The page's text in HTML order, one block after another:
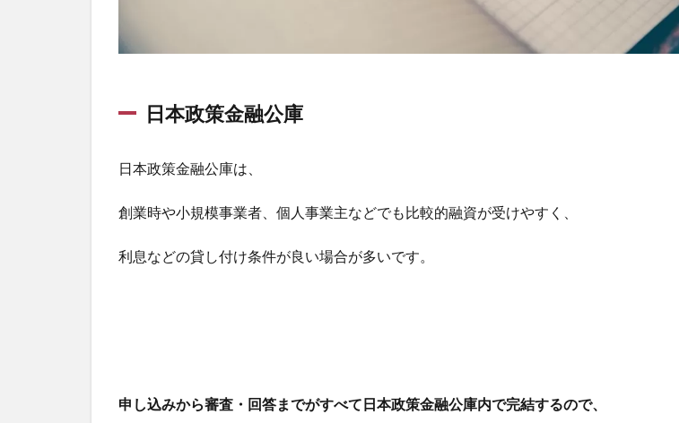
日本政策金融公庫
日本政策金融公庫は、
創業時や小規模事業者、個人事業主などでも比較的融資が受けやすく、
利息などの貸し付け条件が良い場合が多いです。
申し込みから審査・回答までがすべて日本政策金融公庫内で完結するので、